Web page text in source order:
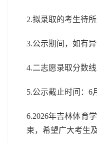
2.拟录取的考生待
3.公示期间，如有
4.二志愿录取分数
5.公示截止时间：6
6.2026年吉林体育
束，希望广大考生